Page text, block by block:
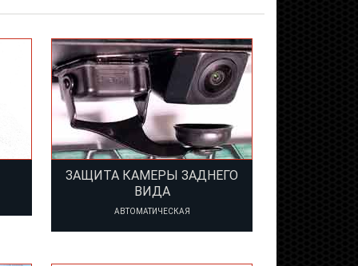
ЗАЩИТА КАМЕРЫ ЗАДНЕГО
ВИДА
АВТОМАТИЧЕСКАЯ